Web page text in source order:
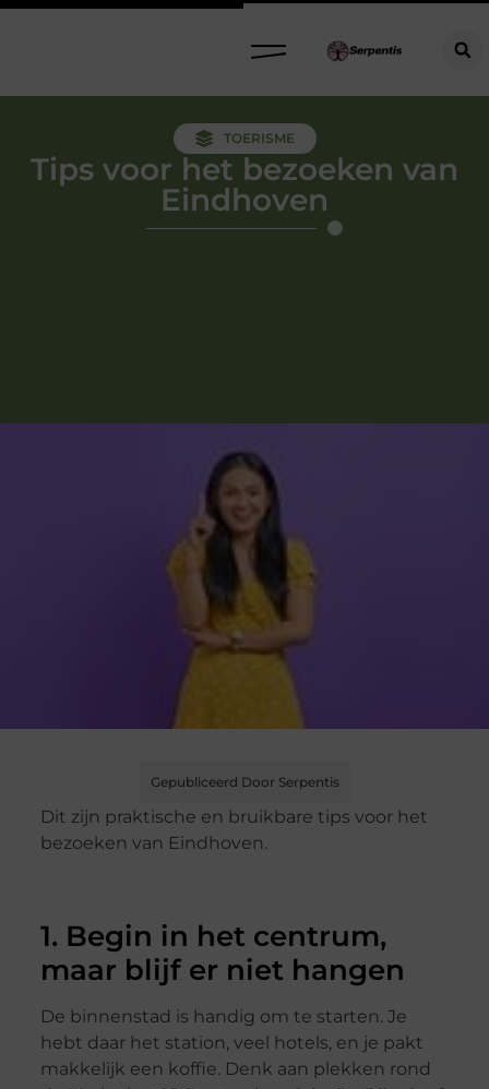
TOERISME
Tips voor het bezoeken van
Eindhoven
Gepubliceerd Door Serpentis
Dit zijn praktische en bruikbare tips voor het
bezoeken van Eindhoven.
1. Begin in het centrum,
maar blijf er niet hangen
De binnenstad is handig om te starten. Je
hebt daar het station, veel hotels, en je pakt
makkelijk een koffie. Denk aan plekken rond